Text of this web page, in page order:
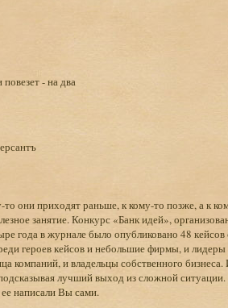
- на два
они приходят раньше, к кому-то позже, а к
занятие. Конкурс «Банк идей»,
года в журнале было опубликовано 48
героев кейсов и небольшие фирмы, и
компаний, и владельцы собственного
лучший выход из сложной
написали Вы сами.